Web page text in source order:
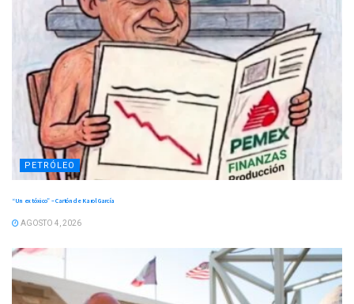
PETRÓLEO
“Un ex tóxico” – Cartón de Karol García
AGOSTO 4, 2026